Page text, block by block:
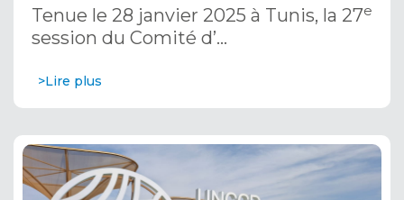
Tenue le 28 janvier 2025 à Tunis, la 27e
session du Comité d’…
>Lire plus